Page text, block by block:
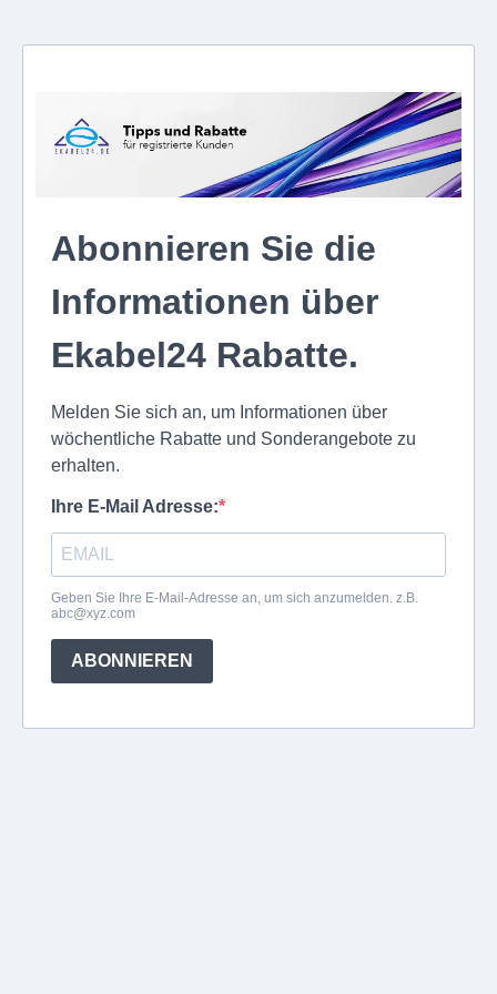
Abonnieren Sie die
Informationen über
Ekabel24 Rabatte.
Melden Sie sich an, um Informationen über
wöchentliche Rabatte und Sonderangebote zu
erhalten.
Ihre E-Mail Adresse:
Geben Sie Ihre E-Mail-Adresse an, um sich anzumelden. z.B.
abc@xyz.com
ABONNIEREN